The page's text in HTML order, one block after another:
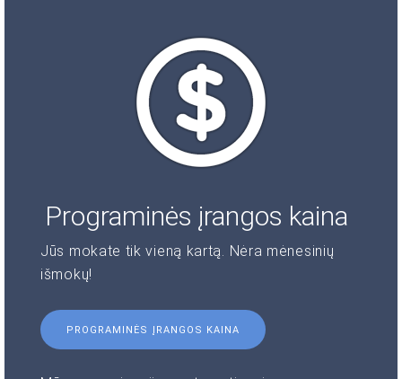
Programinės įrangos kaina
Jūs mokate tik vieną kartą. Nėra mėnesinių
išmokų!
PROGRAMINĖS ĮRANGOS KAINA